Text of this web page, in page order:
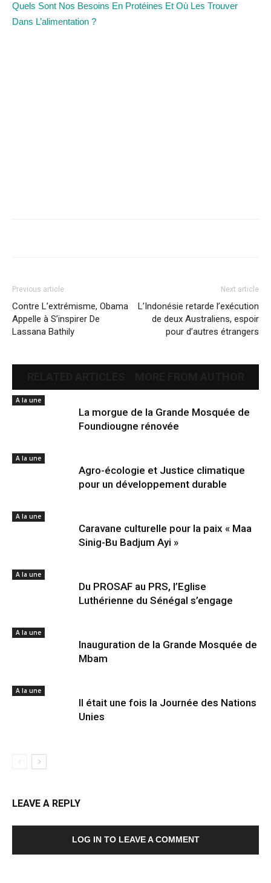
Quels Sont Nos Besoins En Protéines Et Où Les Trouver
Dans L’alimentation ?
Previous article
Contre L’extrémisme, Obama
Appelle à S’inspirer De
Lassana Bathily
Next article
L’Indonésie retarde l’exécution
de deux Australiens, espoir
pour d’autres étrangers
A la une
La morgue de la Grande Mosquée de
Foundiougne rénovée
A la une
Agro-écologie et Justice climatique
pour un développement durable
A la une
Caravane culturelle pour la paix « Maa
Sinig-Bu Badjum Ayi »
A la une
Du PROSAF au PRS, l’Eglise
Luthérienne du Sénégal s’engage
A la une
Inauguration de la Grande Mosquée de
Mbam
A la une
Il était une fois la Journée des Nations
Unies
LEAVE A REPLY
LOG IN TO LEAVE A COMMENT